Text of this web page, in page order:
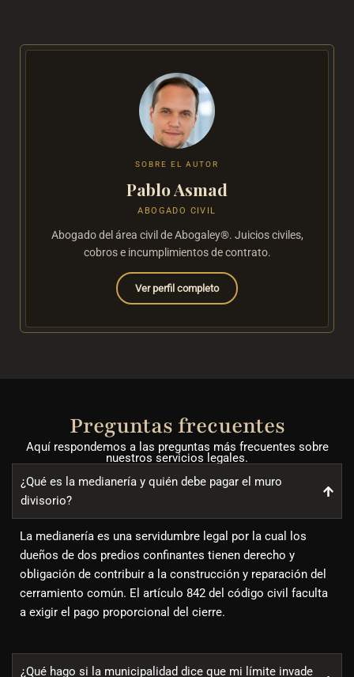
SOBRE EL AUTOR
Pablo Asmad
ABOGADO CIVIL
Abogado del área civil de Abogaley®. Juicios civiles,
cobros e incumplimientos de contrato.
Ver perfil completo
Preguntas frecuentes
Aquí respondemos a las preguntas más frecuentes sobre
nuestros servicios legales.
¿Qué es la medianería y quién debe pagar el muro
divisorio?
La medianería es una servidumbre legal por la cual los
dueños de dos predios confinantes tienen derecho y
obligación de contribuir a la construcción y reparación del
cerramiento común. El artículo 842 del código civil faculta
a exigir el pago proporcional del cierre.
¿Qué hago si la municipalidad dice que mi límite invade